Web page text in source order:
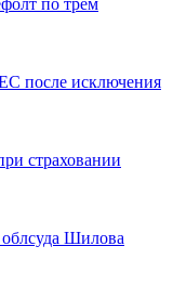
после исключения
страховании
Шилова